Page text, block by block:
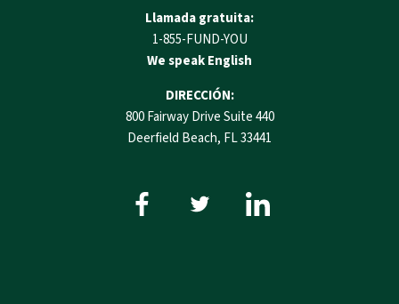
Llamada gratuita:
1-855-FUND-YOU
We speak English
DIRECCIÓN:
800 Fairway Drive Suite 440
Deerfield Beach, FL 33441